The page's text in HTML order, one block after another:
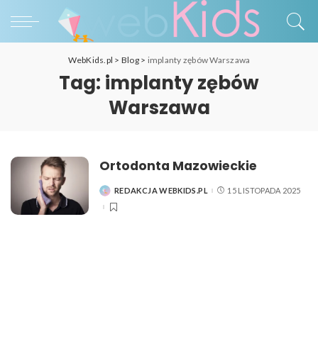
WebKids.pl > Blog> implanty zębów Warszawa
Tag: implanty zębów
Warszawa
Ortodonta Mazowieckie
POSTED
REDAKCJA WEBKIDS.PL 15 LISTOPADA 2025